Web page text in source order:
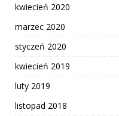
kwiecień 2020
marzec 2020
styczeń 2020
kwiecień 2019
luty 2019
listopad 2018